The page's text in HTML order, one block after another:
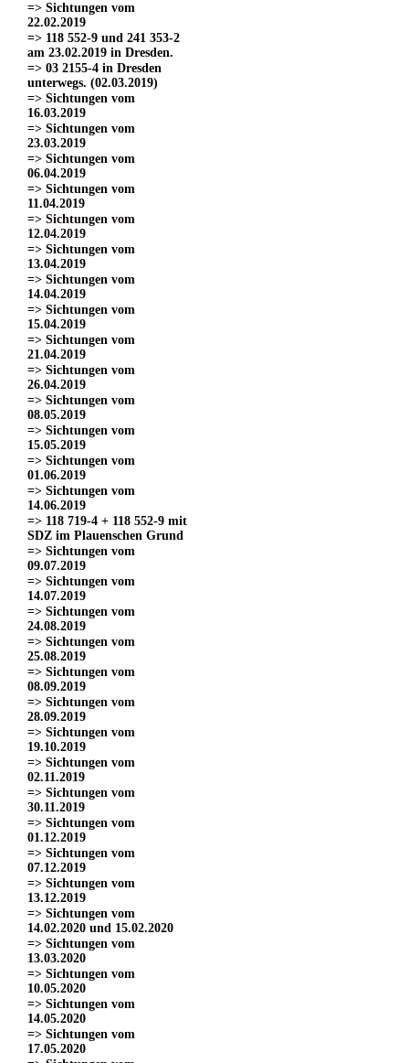
=> Sichtungen vom
22.02.2019
=> 118 552-9 und 241 353-2
am 23.02.2019 in Dresden.
=> 03 2155-4 in Dresden
unterwegs. (02.03.2019)
=> Sichtungen vom
16.03.2019
=> Sichtungen vom
23.03.2019
=> Sichtungen vom
06.04.2019
=> Sichtungen vom
11.04.2019
=> Sichtungen vom
12.04.2019
=> Sichtungen vom
13.04.2019
=> Sichtungen vom
14.04.2019
=> Sichtungen vom
15.04.2019
=> Sichtungen vom
21.04.2019
=> Sichtungen vom
26.04.2019
=> Sichtungen vom
08.05.2019
=> Sichtungen vom
15.05.2019
=> Sichtungen vom
01.06.2019
=> Sichtungen vom
14.06.2019
=> 118 719-4 + 118 552-9 mit
SDZ im Plauenschen Grund
=> Sichtungen vom
09.07.2019
=> Sichtungen vom
14.07.2019
=> Sichtungen vom
24.08.2019
=> Sichtungen vom
25.08.2019
=> Sichtungen vom
08.09.2019
=> Sichtungen vom
28.09.2019
=> Sichtungen vom
19.10.2019
=> Sichtungen vom
02.11.2019
=> Sichtungen vom
30.11.2019
=> Sichtungen vom
01.12.2019
=> Sichtungen vom
07.12.2019
=> Sichtungen vom
13.12.2019
=> Sichtungen vom
14.02.2020 und 15.02.2020
=> Sichtungen vom
13.03.2020
=> Sichtungen vom
10.05.2020
=> Sichtungen vom
14.05.2020
=> Sichtungen vom
17.05.2020